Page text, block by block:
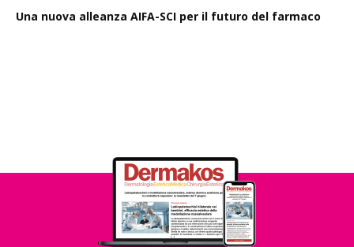
Una nuova alleanza AIFA-SCI per il futuro del farmaco